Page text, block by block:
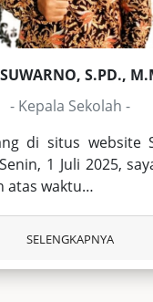
S.PD.,
- Kepala Sekolah -
di situs website
1 Juli 2025,
atas waktu…
SELENGKAPNYA